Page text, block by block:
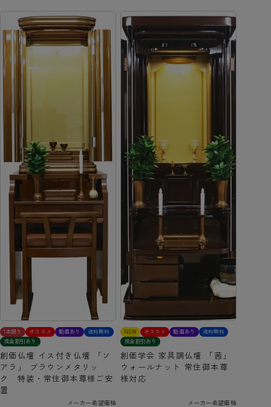
1本限り オススメ 動画あり
送料無料
現金割引あり
創価仏壇 イス付き仏壇 「ソ
アラ」 ブラウンメタリッ
ク 特装・常住御本尊様ご安
置
メーカー希望価格
NEW オススメ 動画あり
送料無料
現金割引あり
創価学会 家具調仏壇 「茜」
ウォールナット 常住御本尊
様対応
メーカー希望価格